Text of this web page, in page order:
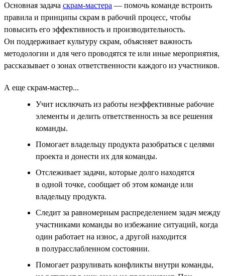
Основная задача скрам-мастера — помочь команде встроить
правила и принципы скрам в рабочий процесс, чтобы
повысить его эффективность и производительность.
Он поддерживает культуру скрам, объясняет важность
методологии и для чего проводятся те или иные мероприятия,
рассказывает о зонах ответственности каждого из участников.
А еще скрам-мастер...
Учит исключать из работы неэффективные рабочие
элементы и делить ответственность за все решения
команды.
Помогает владельцу продукта разобраться с целями
проекта и донести их для команды.
Отслеживает задачи, которые долго находятся
в одной точке, сообщает об этом команде или
владельцу продукта.
Следит за равномерным распределением задач между
участниками команды во избежание ситуаций, когда
один работает на износ, а другой находится
в полурасслабленном состоянии.
Помогает разруливать конфликты внутри команды,